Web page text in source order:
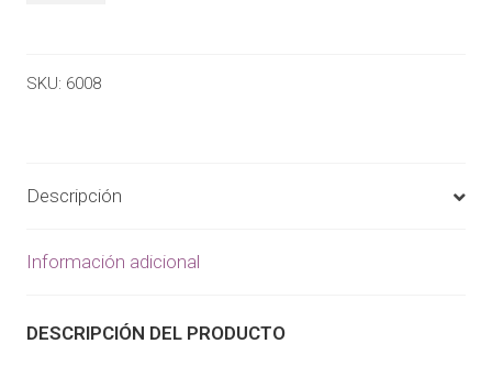
SKU: 6008
Descripción
Información adicional
DESCRIPCIÓN DEL PRODUCTO